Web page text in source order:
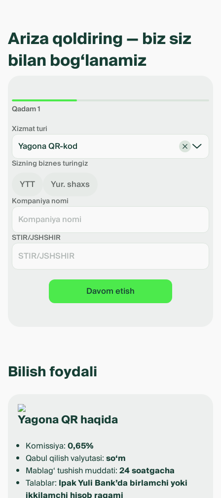
Ariza qoldiring — biz siz
bilan bog‘lanamiz
Qadam 1
Xizmat turi
Yagona QR-kod
Sizning biznes turingiz
YTT Yur. shaxs
Kompaniya nomi
STIR/JSHSHIR
Davom etish
Bilish foydali
Yagona QR haqida
Komissiya:0,65%
Qabul qilish valyutasi:so‘m
Mablag‘ tushish muddati:24 soatgacha
Talablar: Ipak Yuli Bank’da birlamchi yoki